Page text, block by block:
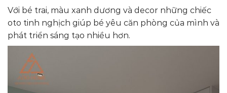
Với bé trai, màu xanh dương và decor những chiếc
oto tinh nghịch giúp bé yêu căn phòng của mình và
phát triển sáng tạo nhiều hơn.